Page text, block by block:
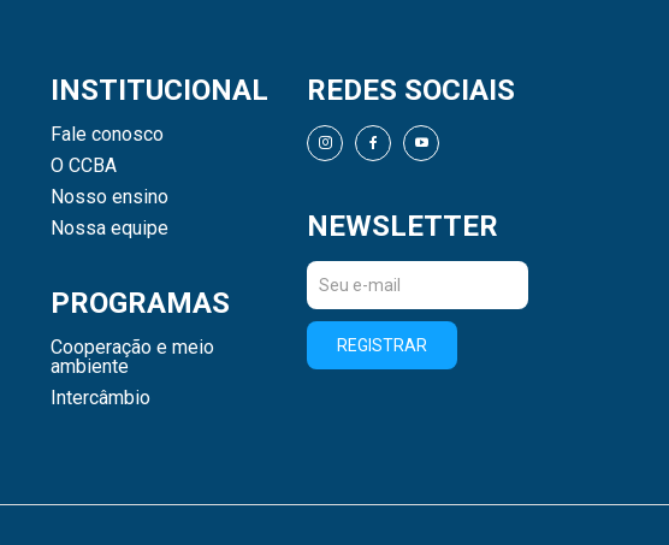
INSTITUCIONAL
Fale conosco
O CCBA
Nosso ensino
Nossa equipe
PROGRAMAS
Cooperação e meio
ambiente
Intercâmbio
REDES SOCIAIS
NEWSLETTER
REGISTRAR